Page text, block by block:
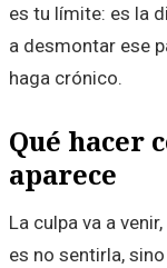
es tu límite: es la
a desmontar ese
haga crónico.
Qué hacer
aparece
La culpa va a
es no sentirla,